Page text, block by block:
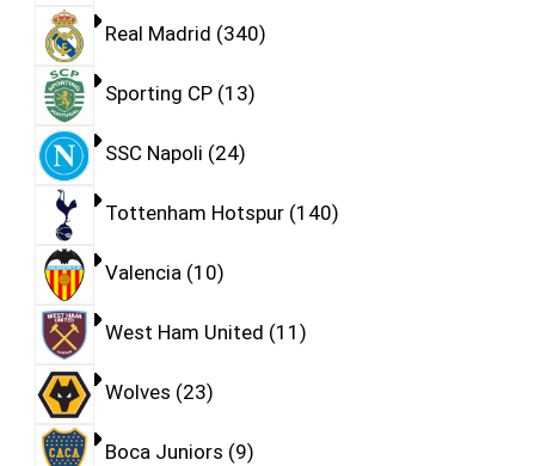
Real Madrid 340
Sporting CP 13
SSC Napoli 24
Tottenham Hotspur 140
Valencia 10
West Ham United 11
Wolves 23
Boca Juniors 9